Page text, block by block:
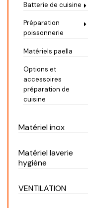
Batterie de cuisine
Préparation
poissonnerie
Matériels paella
Options et
accessoires
préparation de
cuisine
Matériel inox
Matériel laverie
hygiène
VENTILATION